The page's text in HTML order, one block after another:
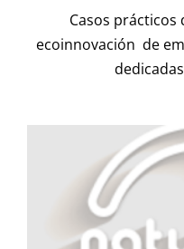
Casos
ecoinnovación de